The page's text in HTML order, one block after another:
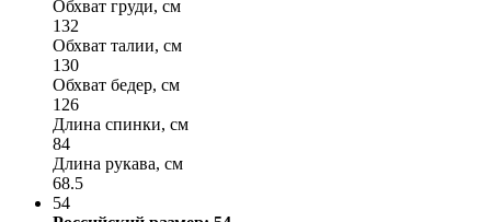
Обхват груди, см
132
Обхват талии, см
130
Обхват бедер, см
126
Длина спинки, см
84
Длина рукава, см
68.5
54